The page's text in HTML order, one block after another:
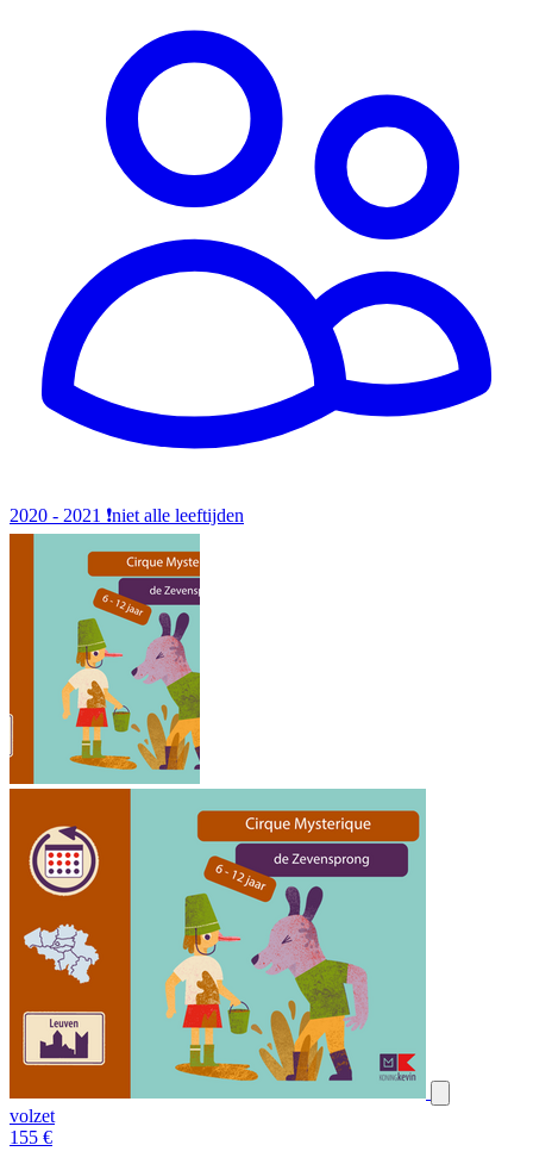
2020 - 2021 ❗️niet alle leeftijden
volzet
155 €